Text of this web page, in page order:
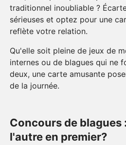
traditionnel inoubliable ?
sérieuses et optez pour une
reflète votre relation.
Qu'elle soit pleine de jeux de
internes ou de blagues qui ne
deux, une carte amusante
de la journée.
Concours de blagues
l'autre en premier?